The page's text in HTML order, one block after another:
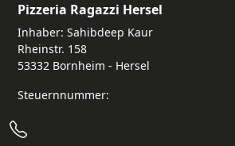
Pizzeria Ragazzi Hersel
Inhaber: Sahibdeep Kaur
Rheinstr. 158
53332 Bornheim - Hersel
Steuernnummer: